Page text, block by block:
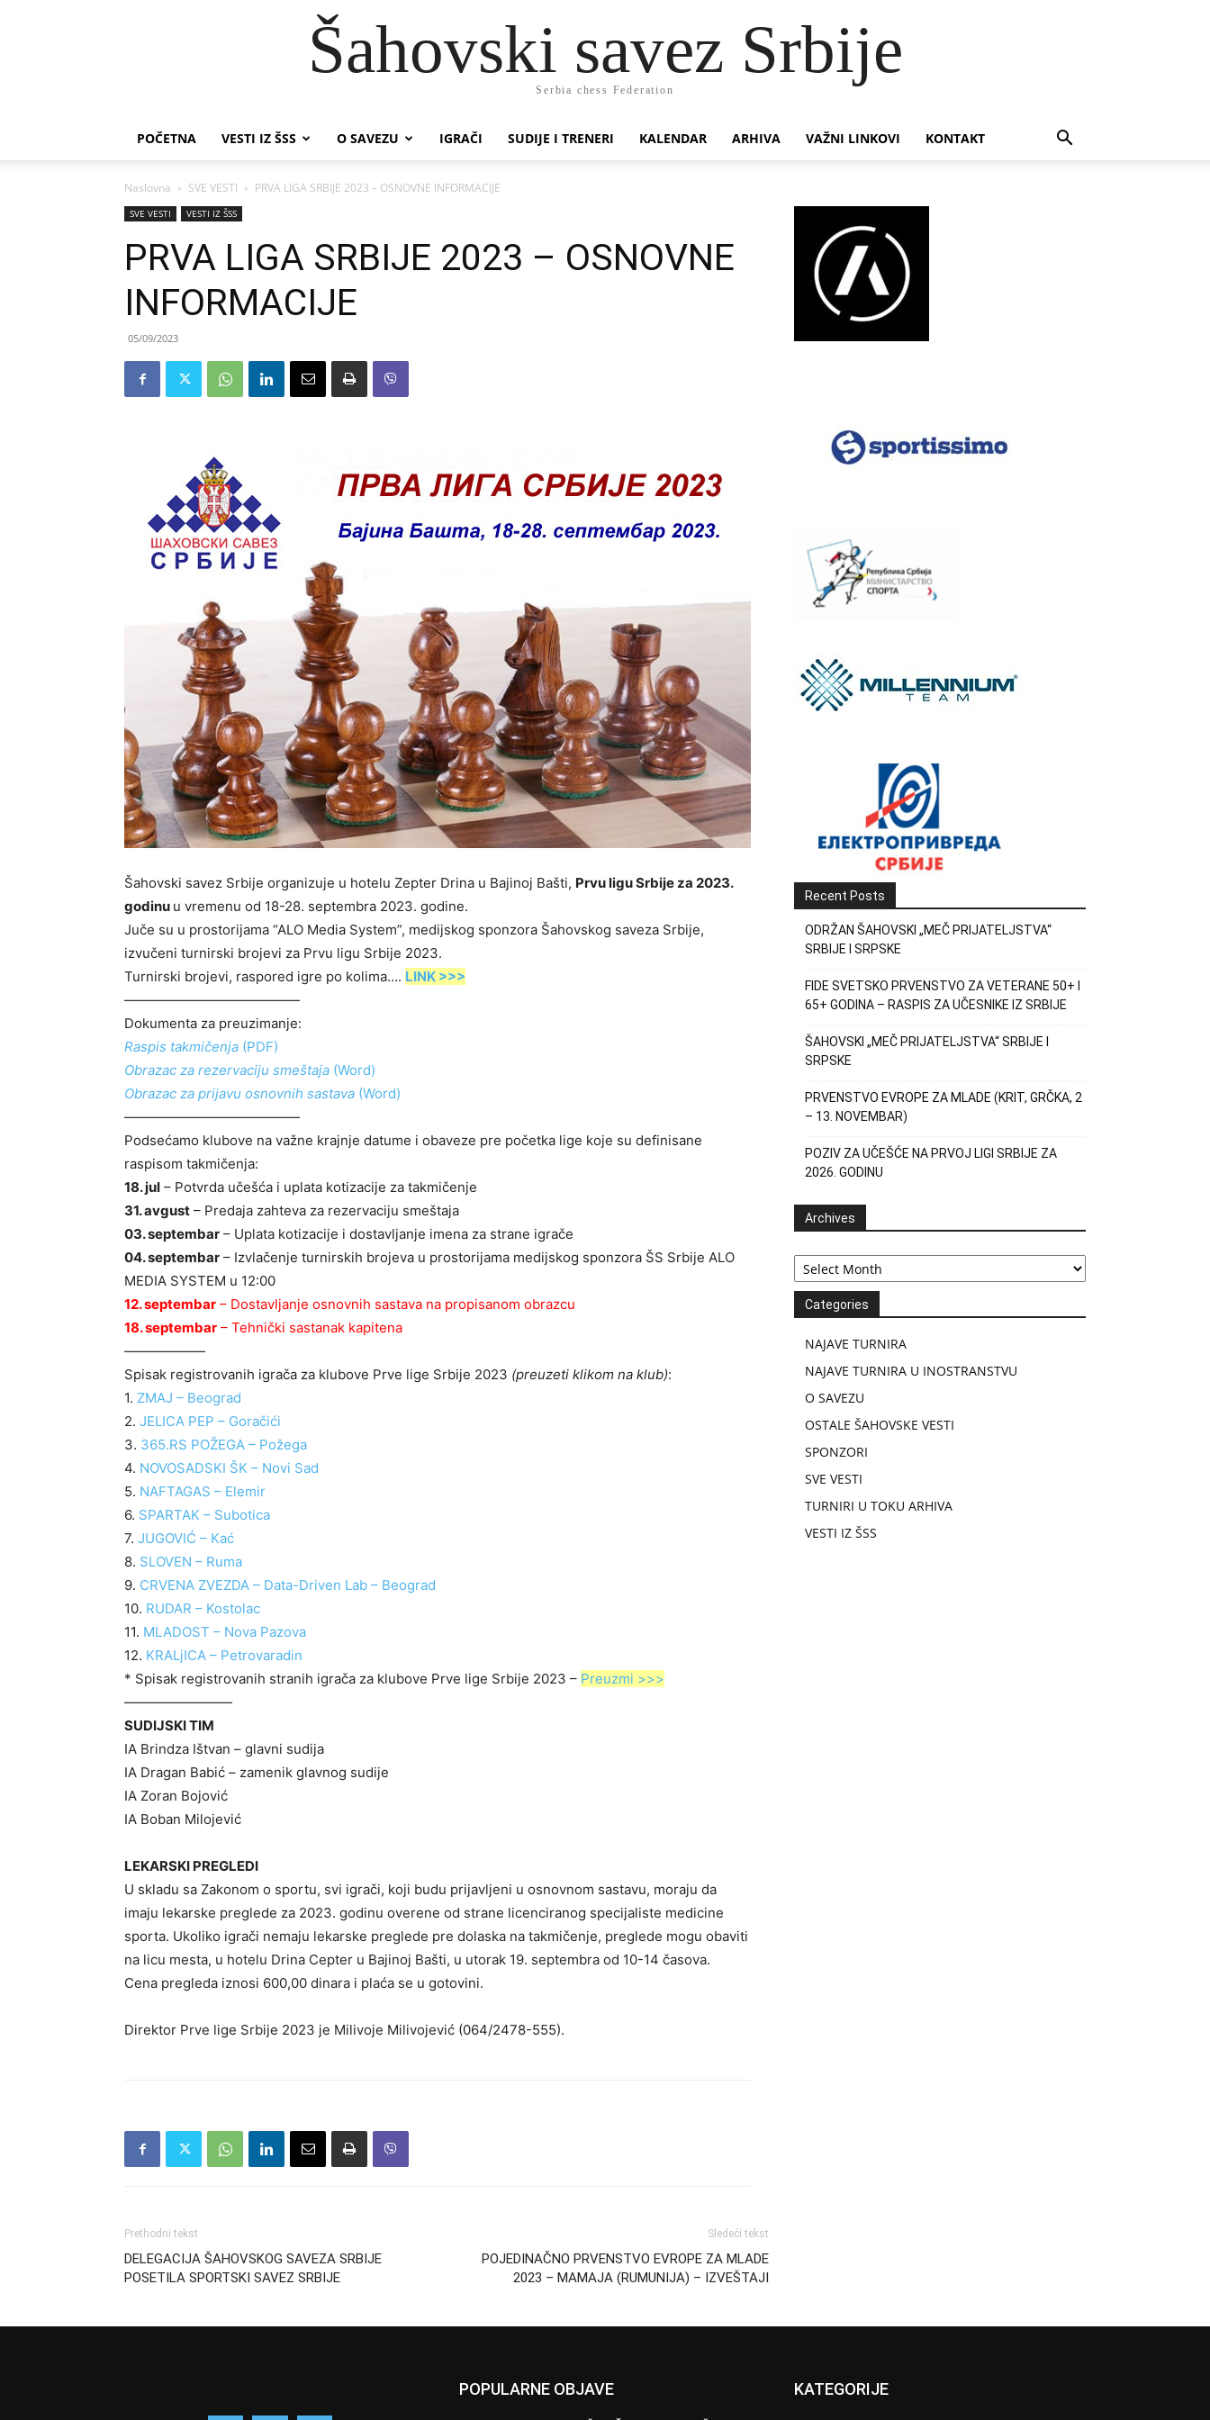
Šahovski savez Srbije
Serbia chess Federation
POČETNA VESTI IZ ŠSS O SAVEZU IGRAČI SUDIJE I TRENERI KALENDAR ARHIVA VAŽNI LINKOVI KONTAKT
Naslovna SVE VESTI PRVA LIGA SRBIJE 2023 – OSNOVNE INFORMACIJE
SVE VESTI VESTI IZ ŠSS
PRVA LIGA SRBIJE 2023 – OSNOVNE
INFORMACIJE
05/09/2023
Šahovski savez Srbije organizuje u hotelu Zepter Drina u Bajinoj Bašti, Prvu ligu Srbije za 2023.
godinu u vremenu od 18-28. septembra 2023. godine.
Juče su u prostorijama “ALO Media System”, medijskog sponzora Šahovskog saveza Srbije,
izvučeni turnirski brojevi za Prvu ligu Srbije 2023.
Turnirski brojevi, raspored igre po kolima…. LINK >>>
—————————————
Dokumenta za preuzimanje:
Raspis takmičenja (PDF)
Obrazac za rezervaciju smeštaja (Word)
Obrazac za prijavu osnovnih sastava (Word)
—————————————
Podsećamo klubove na važne krajnje datume i obaveze pre početka lige koje su definisane
raspisom takmičenja:
18. jul – Potvrda učešća i uplata kotizacije za takmičenje
31. avgust – Predaja zahteva za rezervaciju smeštaja
03. septembar – Uplata kotizacije i dostavljanje imena za strane igrače
04. septembar – Izvlačenje turnirskih brojeva u prostorijama medijskog sponzora ŠS Srbije ALO
MEDIA SYSTEM u 12:00
12. septembar – Dostavljanje osnovnih sastava na propisanom obrazcu
18. septembar – Tehnički sastanak kapitena
——————
Spisak registrovanih igrača za klubove Prve lige Srbije 2023 (preuzeti klikom na klub):
1. ZMAJ – Beograd
2. JELICA PEP – Goračići
3. 365.RS POŽEGA – Požega
4. NOVOSADSKI ŠK – Novi Sad
5. NAFTAGAS – Elemir
6. SPARTAK – Subotica
7. JUGOVIĆ – Kać
8. SLOVEN – Ruma
9. CRVENA ZVEZDA – Data-Driven Lab – Beograd
10. RUDAR – Kostolac
11. MLADOST – Nova Pazova
12. KRALjICA – Petrovaradin
* Spisak registrovanih stranih igrača za klubove Prve lige Srbije 2023 – Preuzmi >>>
————————
SUDIJSKI TIM
IA Brindza Ištvan – glavni sudija
IA Dragan Babić – zamenik glavnog sudije
IA Zoran Bojović
IA Boban Milojević
LEKARSKI PREGLEDI
U skladu sa Zakonom o sportu, svi igrači, koji budu prijavljeni u osnovnom sastavu, moraju da
imaju lekarske preglede za 2023. godinu overene od strane licenciranog specijaliste medicine
sporta. Ukoliko igrači nemaju lekarske preglede pre dolaska na takmičenje, preglede mogu obaviti
na licu mesta, u hotelu Drina Cepter u Bajinoj Bašti, u utorak 19. septembra od 10-14 časova.
Cena pregleda iznosi 600,00 dinara i plaća se u gotovini.
Direktor Prve lige Srbije 2023 je Milivoje Milivojević (064/2478-555).
Prethodni tekst
DELEGACIJA ŠAHOVSKOG SAVEZA SRBIJE
POSETILA SPORTSKI SAVEZ SRBIJE
Sledeći tekst
POJEDINAČNO PRVENSTVO EVROPE ZA MLADE
2023 – MAMAJA (RUMUNIJA) – IZVEŠTAJI
Recent Posts
ODRŽAN ŠAHOVSKI „MEČ PRIJATELJSTVA“
SRBIJE I SRPSKE
FIDE SVETSKO PRVENSTVO ZA VETERANE 50+ I
65+ GODINA – RASPIS ZA UČESNIKE IZ SRBIJE
ŠAHOVSKI „MEČ PRIJATELJSTVA“ SRBIJE I
SRPSKE
PRVENSTVO EVROPE ZA MLADE (KRIT, GRČKA, 2
– 13. NOVEMBAR)
POZIV ZA UČEŠĆE NA PRVOJ LIGI SRBIJE ZA
2026. GODINU
Archives
Archives
Categories
NAJAVE TURNIRA
NAJAVE TURNIRA U INOSTRANSTVU
O SAVEZU
OSTALE ŠAHOVSKE VESTI
SPONZORI
SVE VESTI
TURNIRI U TOKU ARHIVA
VESTI IZ ŠSS
POPULARNE OBJAVE KATEGORIJE